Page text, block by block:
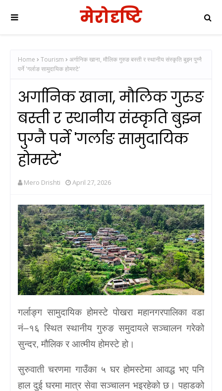
मेरोदृष्टि
Home Tourism
अर्गानिक खाना, मौलिक गुरुङ बस्ती र स्थानीय संस्कृति बुझ्न पुग्नै
पर्ने 'गर्लाङ सामुदायिक होमस्टे'
अर्गानिक खाना, मौलिक गुरुङ
बस्ती र स्थानीय संस्कृति बुझ्न
पुग्नै पर्ने 'गर्लाङ सामुदायिक
होमस्टे'
Mero Drishti April 27, 2026
गर्लाङ्ग सामुदायिक होमस्टे पोखरा महानगरपालिका वडा
नं–१६ स्थित स्थानीय गुरुङ समुदायले सञ्चालन गरेको
सुन्दर, मौलिक र आत्मीय होमस्टे हो।
सुरुवाती चरणमा गाउँका ५ घर होमस्टेमा आवद्ध भए पनि
हाल दुई घरमा मात्र सेवा सञ्चालन भइरहेको छ। पहाडको